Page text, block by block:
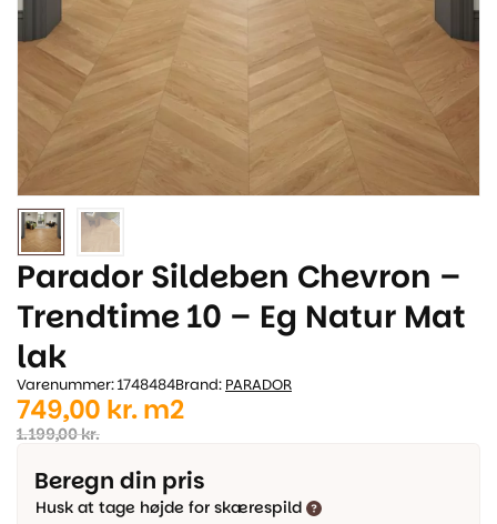
Parador Sildeben Chevron –
Trendtime 10 – Eg Natur Mat
lak
Varenummer: 1748484Brand: PARADOR
1.199,00kr.
Den
oprindelige
pris
var:
749,00 kr.
Den
aktuelle
pris
er:
m2
Beregn din pris
Husk at tage højde for skærespild